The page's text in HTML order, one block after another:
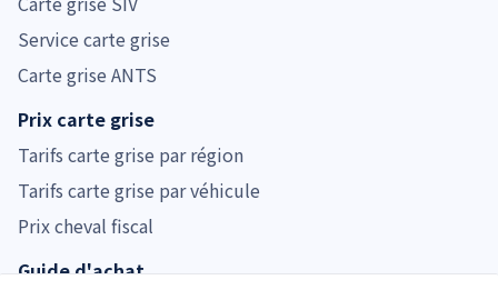
Service carte grise
Carte grise ANTS
Prix carte grise
Tarifs carte grise par région
Tarifs carte grise par véhicule
Prix cheval fiscal
Guide d'achat